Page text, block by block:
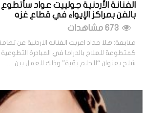
الفنانة الأردنية جولييت عواد
بالفن بمراكز الإيواء في قطاع غزa
متابعة: هلا حداد اعربت الفنانة الاردنية عن
كمتطوعة للعلاج بالدراما في المبادرة
شلح بعنوان “للحلم بقية” وذلك للعمل بين …